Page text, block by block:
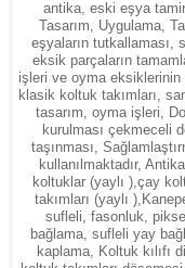
antika, eski eşya
Tasarım, Uygulama,
eşyaların tutkallaması,
eksik parçaların
işleri ve oyma
klasik koltuk takımları,
tasarım, oyma işleri,
kurulması çekmeceli
taşınması,
kullanılmaktadır,
koltuklar (yaylı ),çay
takımları (yaylı
sufleli, fasonluk,
bağlama, sufleli yay
kaplama, Koltuk kılıfı